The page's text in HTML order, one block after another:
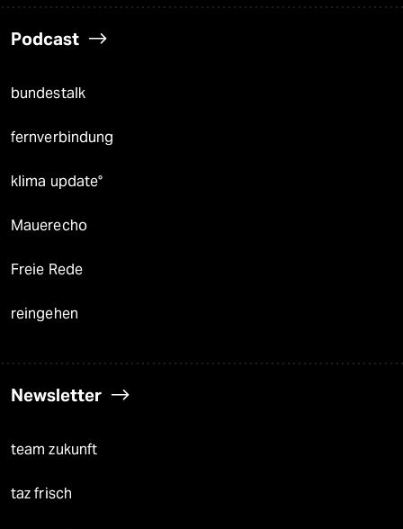
Podcast
bundestalk
fernverbindung
klima update°
Mauerecho
Freie Rede
reingehen
Newsletter
team zukunft
taz frisch